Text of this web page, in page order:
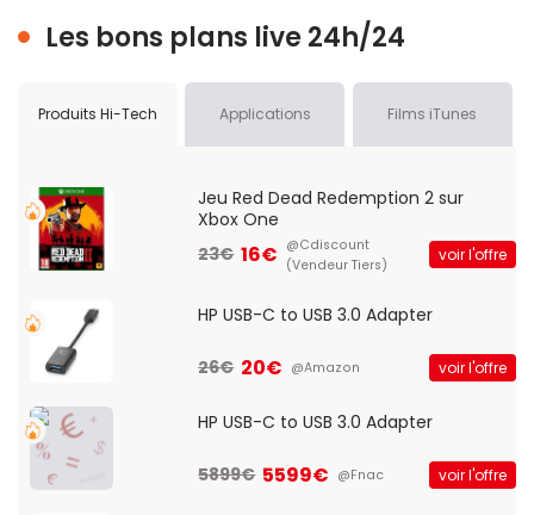
Les bons plans live 24h/24
Produits Hi-Tech Applications Films iTunes
Jeu Red Dead Redemption 2 sur
Xbox One
23€ 16€ @Cdiscount
(Vendeur Tiers)
voir l'offre
HP USB-C to USB 3.0 Adapter
26€ 20€ @Amazon voir l'offre
HP USB-C to USB 3.0 Adapter
5899€ 5599€ @Fnac voir l'offre